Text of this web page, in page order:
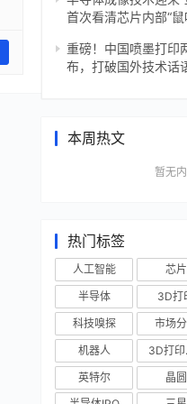
首次看清芯片内部“鼠
重磅！中国喷墨打印
布，打破国外技术话
本周热文
暂无
热门标签
人工智能 芯片
半导体
3D打
科技嗅探
市场
机器人
英特尔
晶圆